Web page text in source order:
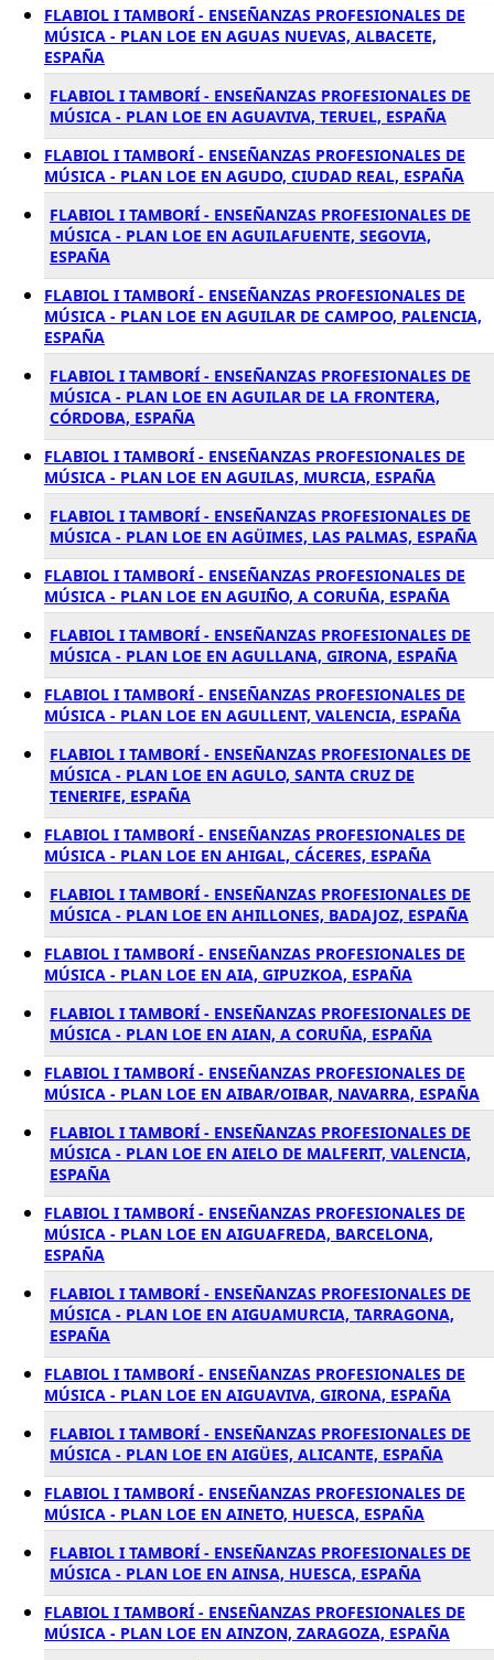
FLABIOL I TAMBORÍ - ENSEÑANZAS PROFESIONALES DE
MÚSICA - PLAN LOE EN AGUAS NUEVAS, ALBACETE,
ESPAÑA
FLABIOL I TAMBORÍ - ENSEÑANZAS PROFESIONALES DE
MÚSICA - PLAN LOE EN AGUAVIVA, TERUEL, ESPAÑA
FLABIOL I TAMBORÍ - ENSEÑANZAS PROFESIONALES DE
MÚSICA - PLAN LOE EN AGUDO, CIUDAD REAL, ESPAÑA
FLABIOL I TAMBORÍ - ENSEÑANZAS PROFESIONALES DE
MÚSICA - PLAN LOE EN AGUILAFUENTE, SEGOVIA,
ESPAÑA
FLABIOL I TAMBORÍ - ENSEÑANZAS PROFESIONALES DE
MÚSICA - PLAN LOE EN AGUILAR DE CAMPOO, PALENCIA,
ESPAÑA
FLABIOL I TAMBORÍ - ENSEÑANZAS PROFESIONALES DE
MÚSICA - PLAN LOE EN AGUILAR DE LA FRONTERA,
CÓRDOBA, ESPAÑA
FLABIOL I TAMBORÍ - ENSEÑANZAS PROFESIONALES DE
MÚSICA - PLAN LOE EN AGUILAS, MURCIA, ESPAÑA
FLABIOL I TAMBORÍ - ENSEÑANZAS PROFESIONALES DE
MÚSICA - PLAN LOE EN AGÜIMES, LAS PALMAS, ESPAÑA
FLABIOL I TAMBORÍ - ENSEÑANZAS PROFESIONALES DE
MÚSICA - PLAN LOE EN AGUIÑO, A CORUÑA, ESPAÑA
FLABIOL I TAMBORÍ - ENSEÑANZAS PROFESIONALES DE
MÚSICA - PLAN LOE EN AGULLANA, GIRONA, ESPAÑA
FLABIOL I TAMBORÍ - ENSEÑANZAS PROFESIONALES DE
MÚSICA - PLAN LOE EN AGULLENT, VALENCIA, ESPAÑA
FLABIOL I TAMBORÍ - ENSEÑANZAS PROFESIONALES DE
MÚSICA - PLAN LOE EN AGULO, SANTA CRUZ DE
TENERIFE, ESPAÑA
FLABIOL I TAMBORÍ - ENSEÑANZAS PROFESIONALES DE
MÚSICA - PLAN LOE EN AHIGAL, CÁCERES, ESPAÑA
FLABIOL I TAMBORÍ - ENSEÑANZAS PROFESIONALES DE
MÚSICA - PLAN LOE EN AHILLONES, BADAJOZ, ESPAÑA
FLABIOL I TAMBORÍ - ENSEÑANZAS PROFESIONALES DE
MÚSICA - PLAN LOE EN AIA, GIPUZKOA, ESPAÑA
FLABIOL I TAMBORÍ - ENSEÑANZAS PROFESIONALES DE
MÚSICA - PLAN LOE EN AIAN, A CORUÑA, ESPAÑA
FLABIOL I TAMBORÍ - ENSEÑANZAS PROFESIONALES DE
MÚSICA - PLAN LOE EN AIBAR/OIBAR, NAVARRA, ESPAÑA
FLABIOL I TAMBORÍ - ENSEÑANZAS PROFESIONALES DE
MÚSICA - PLAN LOE EN AIELO DE MALFERIT, VALENCIA,
ESPAÑA
FLABIOL I TAMBORÍ - ENSEÑANZAS PROFESIONALES DE
MÚSICA - PLAN LOE EN AIGUAFREDA, BARCELONA,
ESPAÑA
FLABIOL I TAMBORÍ - ENSEÑANZAS PROFESIONALES DE
MÚSICA - PLAN LOE EN AIGUAMURCIA, TARRAGONA,
ESPAÑA
FLABIOL I TAMBORÍ - ENSEÑANZAS PROFESIONALES DE
MÚSICA - PLAN LOE EN AIGUAVIVA, GIRONA, ESPAÑA
FLABIOL I TAMBORÍ - ENSEÑANZAS PROFESIONALES DE
MÚSICA - PLAN LOE EN AIGÜES, ALICANTE, ESPAÑA
FLABIOL I TAMBORÍ - ENSEÑANZAS PROFESIONALES DE
MÚSICA - PLAN LOE EN AINETO, HUESCA, ESPAÑA
FLABIOL I TAMBORÍ - ENSEÑANZAS PROFESIONALES DE
MÚSICA - PLAN LOE EN AINSA, HUESCA, ESPAÑA
FLABIOL I TAMBORÍ - ENSEÑANZAS PROFESIONALES DE
MÚSICA - PLAN LOE EN AINZON, ZARAGOZA, ESPAÑA